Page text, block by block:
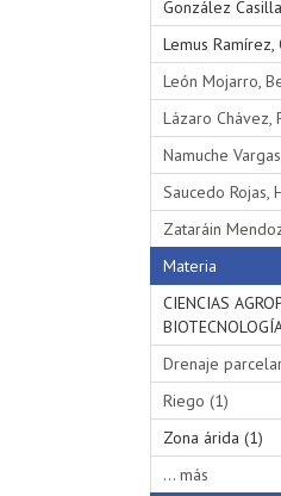
González
Lemus Ramírez,
León Mojarro,
Lázaro Chávez,
Namuche
Saucedo Rojas,
Zataráin
Materia
CIENCIAS
Drenaje
Riego (1)
Zona árida (1)
... más